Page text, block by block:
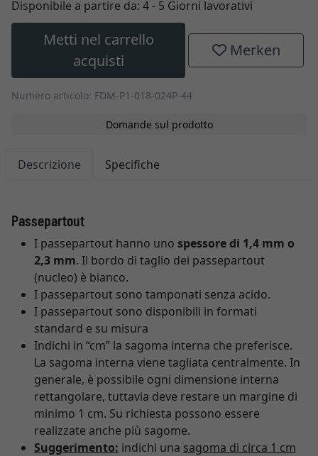
Disponibile a partire da: 4 - 5 Giorni lavorativi
Metti nel carrello
acquisti
Merken
Numero articolo: FDM-P1-018-024P-44
Domande sul prodotto
Descrizione Specifiche
Passepartout
I passepartout hanno uno spessore di 1,4 mm o
2,3 mm. Il bordo di taglio dei passepartout
(nucleo) è bianco.
I passepartout sono tamponati senza acido.
I passepartout sono disponibili in formati
standard e su misura
Indichi in “cm” la sagoma interna che preferisce.
La sagoma interna viene tagliata centralmente. In
generale, è possibile ogni dimensione interna
rettangolare, tuttavia deve restare un margine di
minimo 1 cm. Su richiesta possono essere
realizzate anche più sagome.
Suggerimento: indichi una sagoma di circa 1 cm